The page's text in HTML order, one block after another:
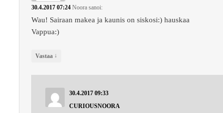
30.4.2017 07:24 Noora sanoi:
Wau! Sairaan makea ja kaunis on siskosi:) hauskaa
Vappua:)
Vastaa ↓
30.4.2017 09:33
CURIOUSNOORA